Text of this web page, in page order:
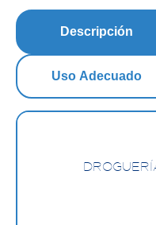
Descripción
Uso Adecuado